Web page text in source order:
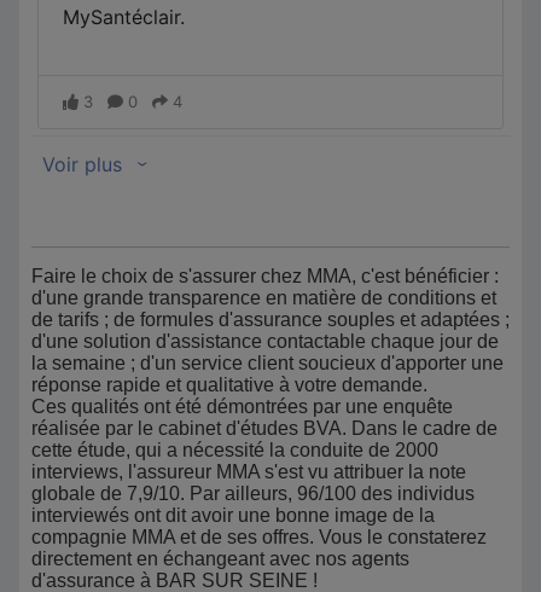
Faire le choix de s'assurer chez MMA, c'est bénéficier :
d'une grande transparence en matière de conditions et
de tarifs ; de formules d'assurance souples et adaptées ;
d'une solution d'assistance contactable chaque jour de
la semaine ; d'un service client soucieux d'apporter une
réponse rapide et qualitative à votre demande.
Ces qualités ont été démontrées par une enquête
réalisée par le cabinet d'études BVA. Dans le cadre de
cette étude, qui a nécessité la conduite de 2000
interviews, l'assureur MMA s'est vu attribuer la note
globale de 7,9/10. Par ailleurs, 96/100 des individus
interviewés ont dit avoir une bonne image de la
compagnie MMA et de ses offres. Vous le constaterez
directement en échangeant avec nos agents
d'assurance à BAR SUR SEINE !